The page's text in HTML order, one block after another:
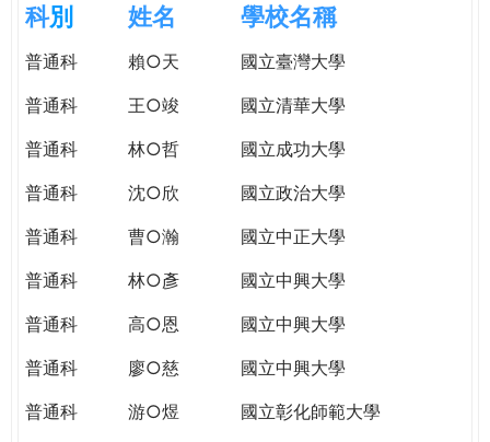
格。
e
r
e
科別 姓名 學校名稱
普通科 賴○天
國立臺灣大學
普通科
王○竣
國立清華大學
普通科
林○哲
國立成功大學
普通科
沈○欣
國立政治大學
普通科
曹○瀚
國立中正大學
普通科
林○彥
國立中興大學
普通科
高○恩
國立中興大學
普通科
廖○慈
國立中興大學
普通科
游○煜
國立彰化師範大學